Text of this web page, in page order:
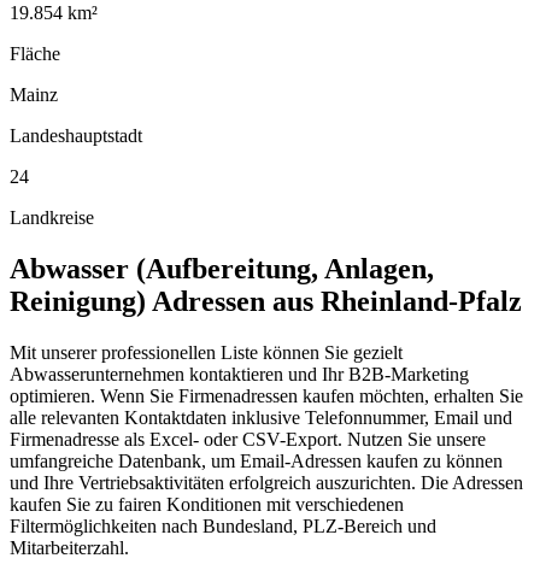
19.854 km²
Fläche
Mainz
Landeshauptstadt
24
Landkreise
Abwasser (Aufbereitung, Anlagen,
Reinigung) Adressen aus Rheinland-Pfalz
Mit unserer professionellen Liste können Sie gezielt
Abwasserunternehmen kontaktieren und Ihr B2B-Marketing
optimieren. Wenn Sie Firmenadressen kaufen möchten, erhalten Sie
alle relevanten Kontaktdaten inklusive Telefonnummer, Email und
Firmenadresse als Excel- oder CSV-Export. Nutzen Sie unsere
umfangreiche Datenbank, um Email-Adressen kaufen zu können
und Ihre Vertriebsaktivitäten erfolgreich auszurichten. Die Adressen
kaufen Sie zu fairen Konditionen mit verschiedenen
Filtermöglichkeiten nach Bundesland, PLZ-Bereich und
Mitarbeiterzahl.